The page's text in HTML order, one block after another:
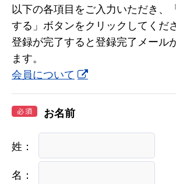
以下の各項目をご入力いただき、
する」ボタンをクリックしてくだ
登録が完了すると登録完了メール
ます。
会員について
お名前
姓 ：
名 ：